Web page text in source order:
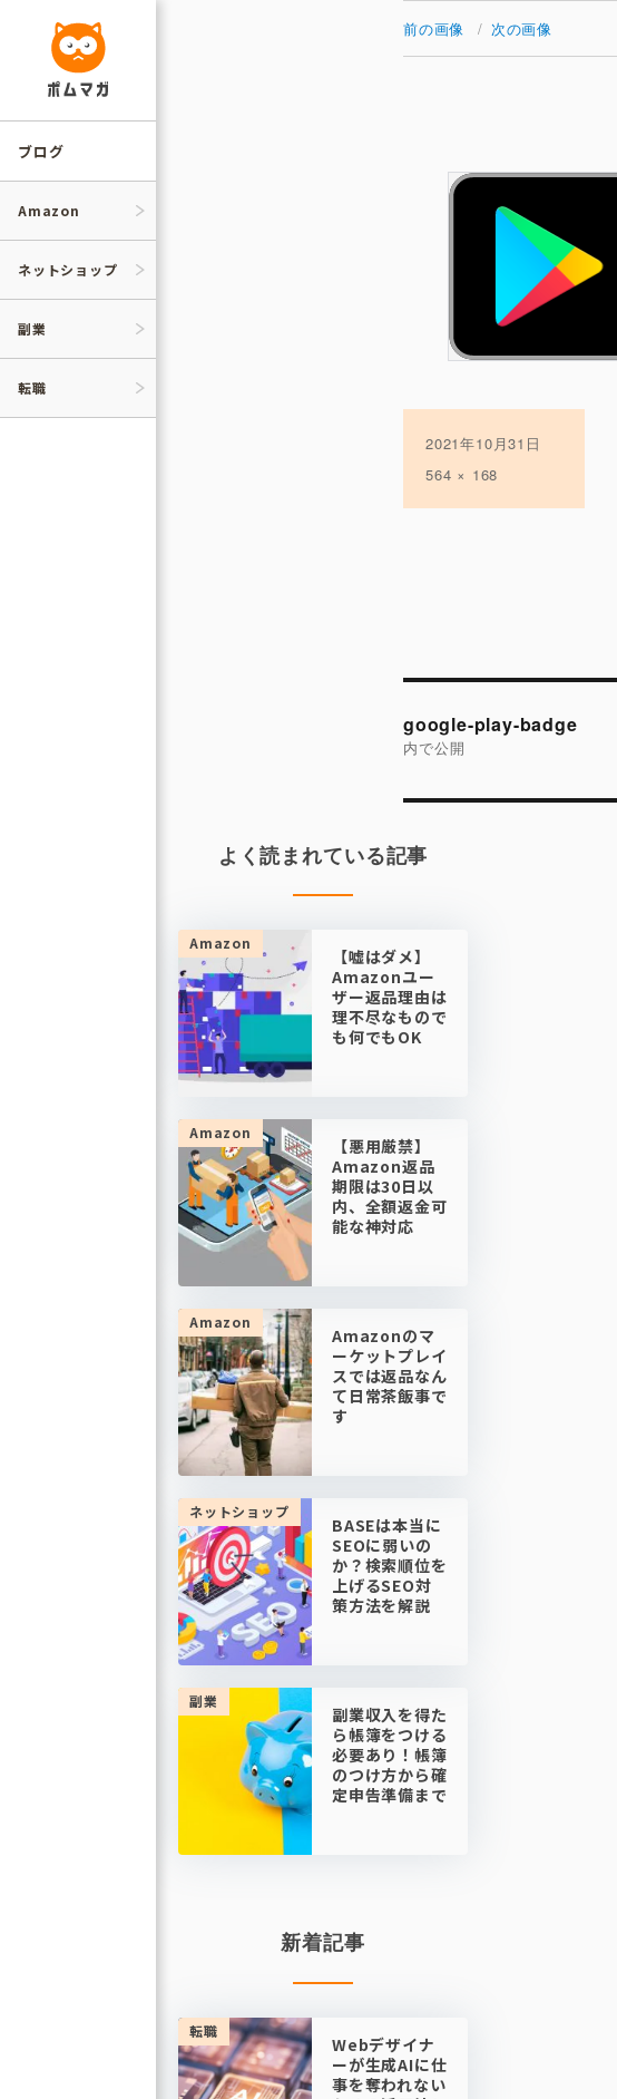
ス
ブログ
Amazon
ネットショップ
副業
転職
前の画像 次の画像
投
稿
2021年10月31日
フ
564 × 168
稿
ナ
ゲ
シ
google-play-badge
内で公開
よく読まれている記事
Amazon
【嘘はダメ】
Amazonユー
ザー返品理由は
理不尽なもので
も何でもOK
Amazon
【悪用厳禁】
Amazon返品
期限は30日以
内、全額返金可
能な神対応
Amazon
Amazonのマ
ーケットプレイ
スでは返品なん
て日常茶飯事で
す
ネットショップ
BASEは本当に
SEOに弱いの
か？検索順位を
上げるSEO対
策方法を解説
副業
副業収入を得た
ら帳簿をつける
必要あり！帳簿
のつけ方から確
定申告準備まで
新着記事
転職
Webデザイナ
ーが生成AIに仕
事を奪われない